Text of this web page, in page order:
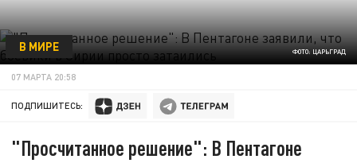
ФОТО: ЦАРЬГРАД
В МИРЕ
07 МАРТА 20:58
ПОДПИШИТЕСЬ:
"Просчитанное решение": В Пентагоне